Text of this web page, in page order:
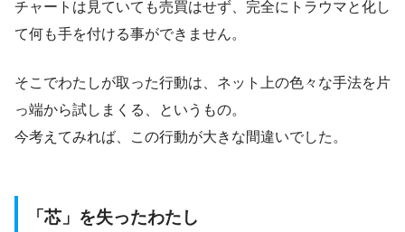
チャートは見ていても売買はせず、完全にトラウマと化し
て何も手を付ける事ができません。
そこでわたしが取った行動は、ネット上の色々な手法を片
っ端から試しまくる、というもの。
今考えてみれば、この行動が大きな間違いでした。
「芯」を失ったわたし